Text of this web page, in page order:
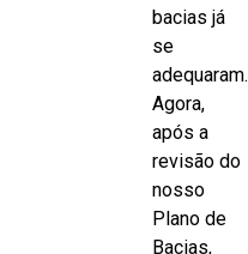
bacias já
se
adequaram.
Agora,
após a
revisão do
nosso
Plano de
Bacias,